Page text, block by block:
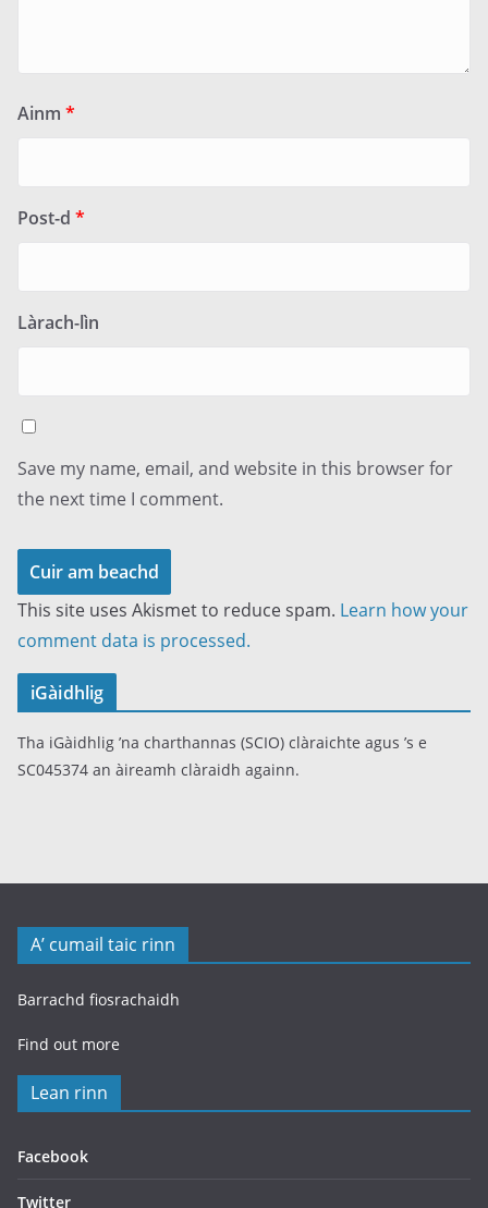
Ainm *
Post-d *
Làrach-lìn
Save my name, email, and website in this browser for
the next time I comment.
This site uses Akismet to reduce spam. Learn how your
comment data is processed.
iGàidhlig
Tha iGàidhlig ’na charthannas (SCIO) clàraichte agus ’s e
SC045374 an àireamh clàraidh againn.
A’ cumail taic rinn
Barrachd fiosrachaidh
Find out more
Lean rinn
Facebook
Twitter